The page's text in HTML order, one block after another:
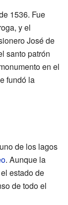
1536. Fue
y el
José de
santo patrón
en el
fundó la
de los lagos
. Aunque la
estado de
de todo el